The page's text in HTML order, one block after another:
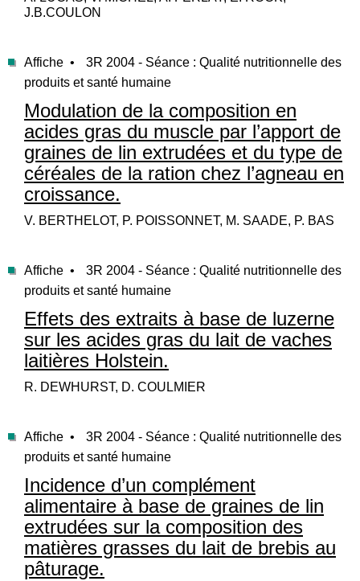
J.B.COULON
Affiche •
3R 2004 - Séance : Qualité nutritionnelle des
produits et santé humaine
Modulation de la composition en
acides gras du muscle par l’apport de
graines de lin extrudées et du type de
céréales de la ration chez l’agneau en
croissance.
V. BERTHELOT, P. POISSONNET, M. SAADE, P. BAS
Affiche •
3R 2004 - Séance : Qualité nutritionnelle des
produits et santé humaine
Effets des extraits à base de luzerne
sur les acides gras du lait de vaches
laitières Holstein.
R. DEWHURST, D. COULMIER
Affiche •
3R 2004 - Séance : Qualité nutritionnelle des
produits et santé humaine
Incidence d’un complément
alimentaire à base de graines de lin
extrudées sur la composition des
matières grasses du lait de brebis au
pâturage.